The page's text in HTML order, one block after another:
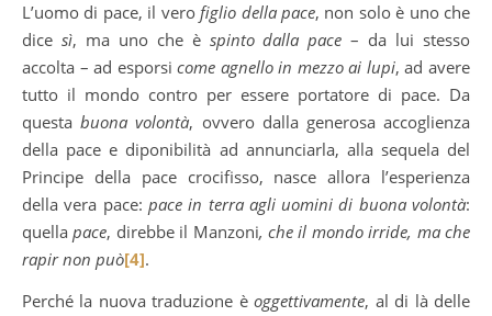
L’uomo di pace, il verofiglio della pace, non solo è uno che
dice sì, ma uno che è spinto dalla pace – da lui stesso
accolta – ad esporsicome agnello in mezzo ai lupi, ad avere
tutto il mondo contro per essere portatore di pace. Da
questabuona volontà, ovvero dalla generosa accoglienza
della pace e diponibilità ad annunciarla, alla sequela del
Principe della pace crocifisso, nasce allora l’esperienza
della vera pace: pace in terra agli uomini di buona volontà:
quellapace, direbbe il Manzoni, che il mondo irride, ma che
rapir non può[4].
Perché la nuova traduzione èoggettivamente, al di là delle